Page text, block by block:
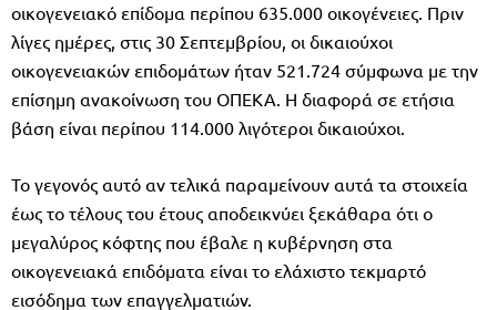
οικογενειακό επίδομα περίπου 635.000 οικογένειες. Πριν
λίγες ημέρες, στις 30 Σεπτεμβρίου, οι δικαιούχοι
οικογενειακών επιδομάτων ήταν 521.724 σύμφωνα με την
επίσημη ανακοίνωση του ΟΠΕΚΑ. Η διαφορά σε ετήσια
βάση είναι περίπου 114.000 λιγότεροι δικαιούχοι.
Το γεγονός αυτό αν τελικά παραμείνουν αυτά τα στοιχεία
έως το τέλους του έτους αποδεικνύει ξεκάθαρα ότι ο
μεγαλύρος κόφτης που έβαλε η κυβέρνηση στα
οικογενειακά επιδόματα είναι το ελάχιστο τεκμαρτό
εισόδημα των επαγγελματιών.